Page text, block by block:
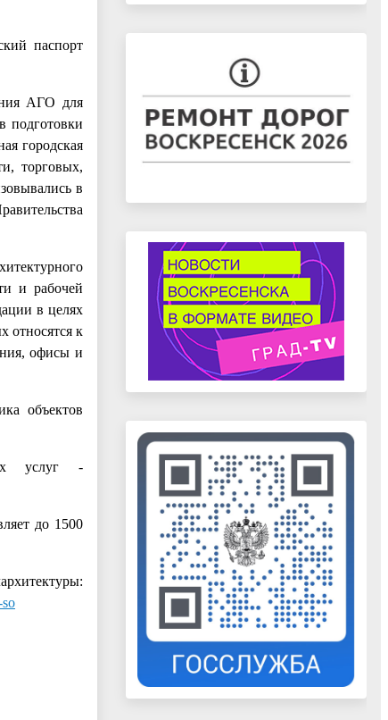
паспорт
АГО для
подготовки
городская
торговых,
в
и рабочей
в целях
относятся к
офисы и
объектов
услуг -
до 1500